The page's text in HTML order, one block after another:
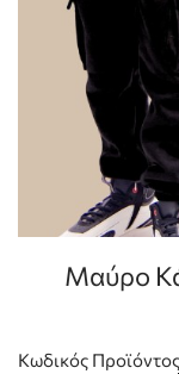
Μαύρο
Κωδικός